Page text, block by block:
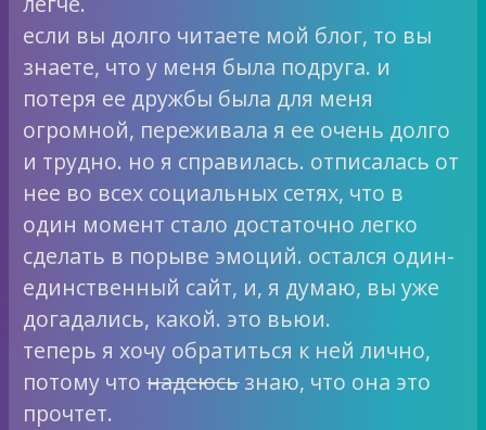
если вы долго читаете мой блог, то вы
знаете, что у меня была подруга. и
потеря ее дружбы была для меня
огромной, переживала я ее очень долго
и трудно. но я справилась. отписалась от
нее во всех социальных сетях, что в
один момент стало достаточно легко
сделать в порыве эмоций. остался один-
единственный сайт, и, я думаю, вы уже
догадались, какой. это вьюи.
теперь я хочу обратиться к ней лично,
потому чтонадеюсьзнаю, что она это
прочтет.